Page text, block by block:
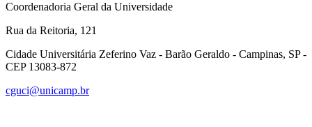
Coordenadoria Geral da Universidade
Rua da Reitoria, 121
Cidade Universitária Zeferino Vaz - Barão Geraldo - Campinas, SP -
CEP 13083-872
cguci@unicamp.br